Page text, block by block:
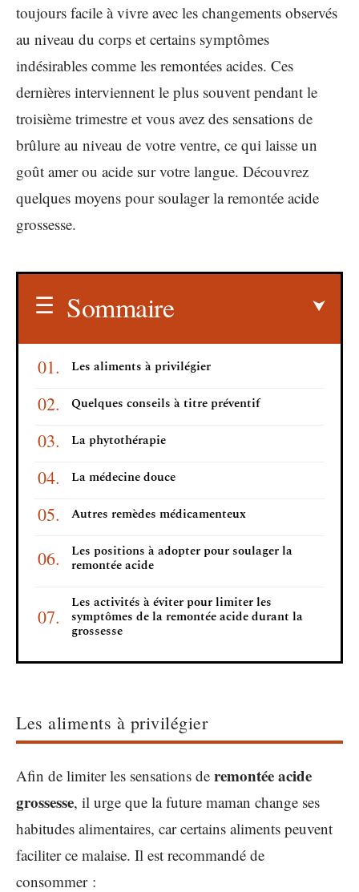
toujours facile à vivre avec les changements observés
au niveau du corps et certains symptômes
indésirables comme les remontées acides. Ces
dernières interviennent le plus souvent pendant le
troisième trimestre et vous avez des sensations de
brûlure au niveau de votre ventre, ce qui laisse un
goût amer ou acide sur votre langue. Découvrez
quelques moyens pour soulager la remontée acide
grossesse.
Sommaire
Les aliments à privilégier
Quelques conseils à titre préventif
La phytothérapie
La médecine douce
Autres remèdes médicamenteux
Les positions à adopter pour soulager la
remontée acide
Les activités à éviter pour limiter les
symptômes de la remontée acide durant la
grossesse
Les aliments à privilégier
Afin de limiter les sensations de remontée acide
grossesse, il urge que la future maman change ses
habitudes alimentaires, car certains aliments peuvent
faciliter ce malaise. Il est recommandé de
consommer :